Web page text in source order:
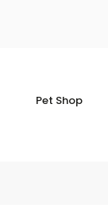
Pet Shop